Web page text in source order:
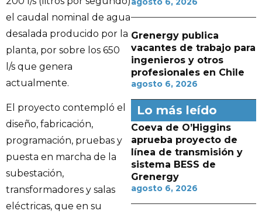
el caudal nominal de agua
desalada producido por la
planta, por sobre los 650
l/s que genera
actualmente.
El proyecto contempló el
diseño, fabricación,
programación, pruebas y
puesta en marcha de la
subestación,
transformadores y salas
eléctricas, que en su
Grenergy publica
vacantes de trabajo para
ingenieros y otros
profesionales en Chile
agosto 6, 2026
Lo más leído
Coeva de O’Higgins
aprueba proyecto de
línea de transmisión y
sistema BESS de
Grenergy
agosto 6, 2026